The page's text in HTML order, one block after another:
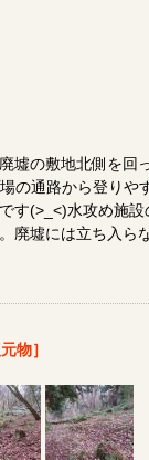
墟の敷地北側を回
の通路から登りや
す(>_<)水攻め施
廃墟には立ち入ら
物］